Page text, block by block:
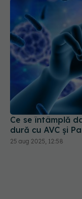
Ce se întâmplă
dură cu AVC și
25 aug 2025, 12:58